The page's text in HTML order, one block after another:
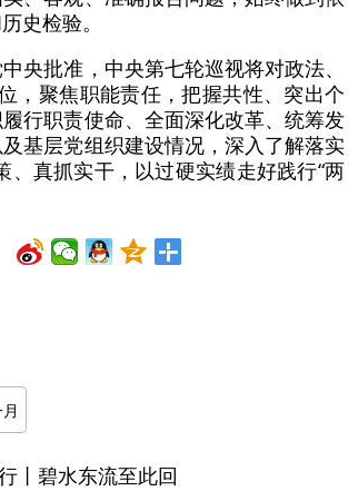
史检验。
央批准，中央第七轮巡视将对政法、
，聚焦职能责任，把握共性、突出个
行职责使命、全面深化改革、统筹发
基层党组织建设情况，深入了解落实
真抓实干，以过硬实绩走好践行“两
丨碧水东流至此回